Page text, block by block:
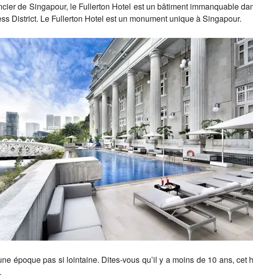
de Singapour, le Fullerton Hotel est un bâtiment immanquable
District. Le Fullerton Hotel est un monument unique à Singapour.
époque pas si lointaine. Dites-vous qu’il y a moins de 10 ans,